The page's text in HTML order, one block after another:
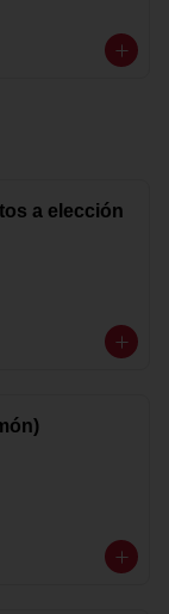
a elección